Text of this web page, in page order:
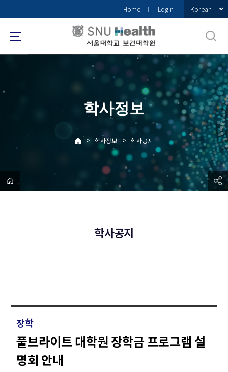
로
메
Home Login Korean
학사정보
> 학사정보 > 학사공지
학사공지
장학
풀브라이트 대학원 장학금 프로그램 설
명회 안내